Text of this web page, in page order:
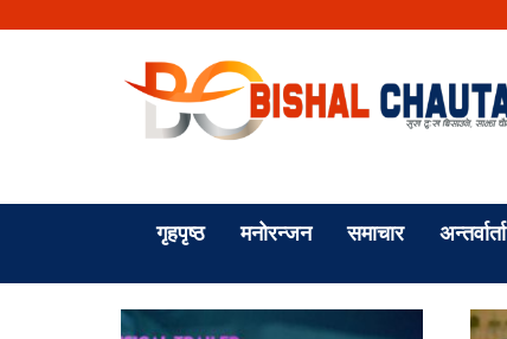
गृहपृष्ठ मनोरन्जन समाचार अन्तर्वार्ता